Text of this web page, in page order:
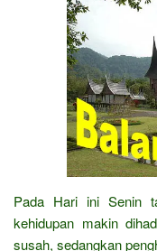
Pada Hari ini Senin
kehidupan makin
susah, sedangkan